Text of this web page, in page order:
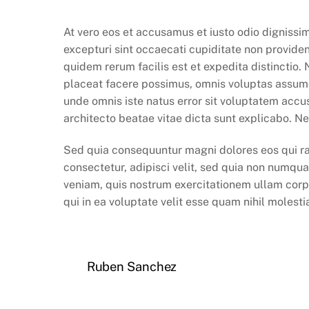
At vero eos et accusamus et iusto odio
excepturi sint occaecati cupiditate non
quidem rerum facilis est et expedita distinctio.
placeat facere possimus, omnis voluptas
unde omnis iste natus error sit voluptatem
architecto beatae vitae dicta sunt explicabo.
Sed quia consequuntur magni dolores eos qui
consectetur, adipisci velit, sed quia non
veniam, quis nostrum exercitationem ullam
qui in ea voluptate velit esse quam nihil
Ruben Sanchez